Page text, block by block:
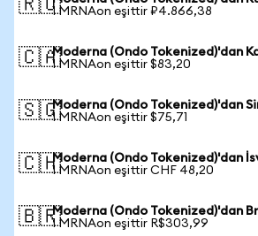
🇷🇺1 MRNAon eşittir ₽4.866,38
🇨🇦Moderna (Ondo Tokenized)'dan
1 MRNAon eşittir $83,20
🇸🇬Moderna (Ondo Tokenized)'dan
1 MRNAon eşittir $75,71
🇨🇭Moderna (Ondo Tokenized)'dan
1 MRNAon eşittir CHF 48,20
🇧🇷Moderna (Ondo Tokenized)'dan
1 MRNAon eşittir R$303,99